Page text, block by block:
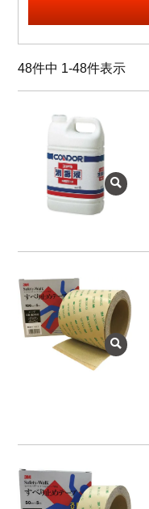
48件中 1-48件表示